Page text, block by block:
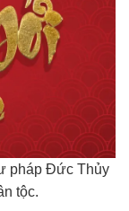
pháp Đức Thủy
tộc.